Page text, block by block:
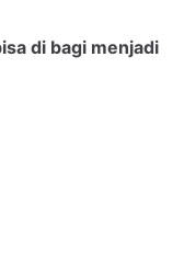
di bagi menjadi